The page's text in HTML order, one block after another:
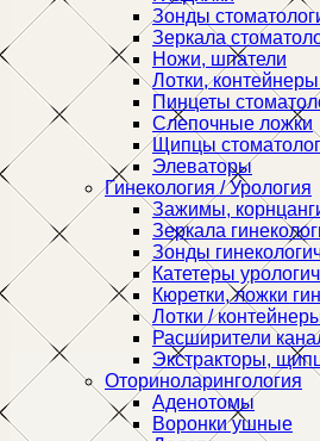
Зонды
Зеркала
Ножи, шпатели
Лотки,
Пинцеты
Слепочные ложки
Щипцы
Элеваторы
Гинекология / Урология
Зажимы,
Зеркала
Зонды
Катетеры
Кюретки, ложки
Лотки /
Расширители
Экстракторы,
Оториноларингология
Аденотомы
Воронки ушные